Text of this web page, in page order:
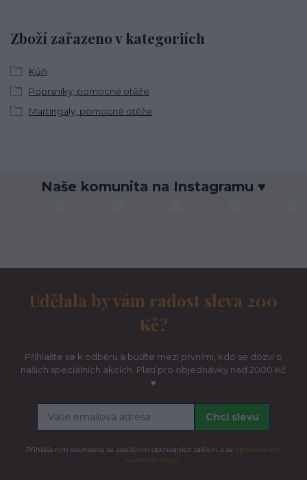
Zboží zařazeno v kategoriích
Kůň
Poprsníky, pomocné otěže
Martingaly, pomocné otěže
Naše komunita na Instagramu ♥
Udělala by vám radost sleva 200
Kč?
Přihlašte se k odběru a buďte mezi prvními, kdo se dozví o
našich speciálních akcích. Platí pro objednávky nad 2000 Kč
♥
Chci slevu
Přihlášením souhlasíte se zasíláním obchodních sdělení a se zpracováním
osobních údajů.